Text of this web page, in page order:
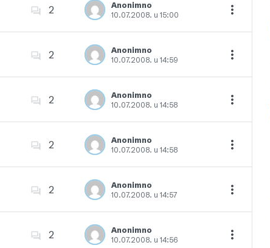
2
Anonimno
10.07.2008. u 15:00
Dodajte u favorite
2
Anonimno
10.07.2008. u 14:59
Dodajte u favorite
2
Anonimno
10.07.2008. u 14:58
Dodajte u favorite
2
Anonimno
10.07.2008. u 14:58
Dodajte u favorite
2
Anonimno
10.07.2008. u 14:57
Dodajte u favorite
2
Anonimno
10.07.2008. u 14:56